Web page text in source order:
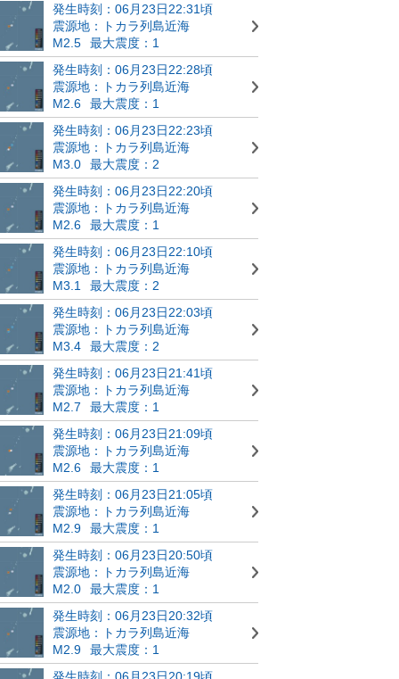
発生時刻：06月23日22:31頃
震源地：トカラ列島近海
M2.5
最大震度：1
発生時刻：06月23日22:28頃
震源地：トカラ列島近海
M2.6
最大震度：1
発生時刻：06月23日22:23頃
震源地：トカラ列島近海
M3.0
最大震度：2
発生時刻：06月23日22:20頃
震源地：トカラ列島近海
M2.6
最大震度：1
発生時刻：06月23日22:10頃
震源地：トカラ列島近海
M3.1
最大震度：2
発生時刻：06月23日22:03頃
震源地：トカラ列島近海
M3.4
最大震度：2
発生時刻：06月23日21:41頃
震源地：トカラ列島近海
M2.7
最大震度：1
発生時刻：06月23日21:09頃
震源地：トカラ列島近海
M2.6
最大震度：1
発生時刻：06月23日21:05頃
震源地：トカラ列島近海
M2.9
最大震度：1
発生時刻：06月23日20:50頃
震源地：トカラ列島近海
M2.0
最大震度：1
発生時刻：06月23日20:32頃
震源地：トカラ列島近海
M2.9
最大震度：1
発生時刻：06月23日20:19頃